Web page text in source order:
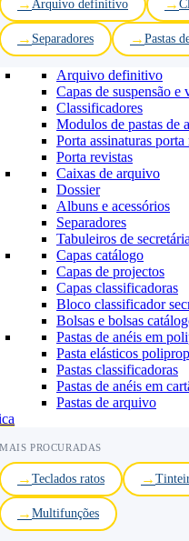
Arquivo definitivo
Separadores Pastas
Arquivo definitivo
Capas de suspensão e
Classificadores
Modulos de pastas de
Porta assinaturas porta
Porta revistas
Caixas de arquivo
Dossier
Albuns e acessórios
Separadores
Tabuleiros de secretária
Capas catálogo
Capas de projectos
Capas classificadoras
Bloco classificador
Bolsas e bolsas
Pastas de anéis em
Pasta elásticos
Pastas classificadoras
Pastas de anéis em
Pastas de arquivo
MAIS PROCURADAS
Teclados ratos
Multifunções